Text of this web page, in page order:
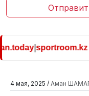
|sportroom.kz|
4 мая, 2025 / Аман